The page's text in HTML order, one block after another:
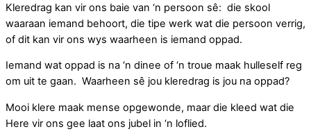
Kleredrag kan vir ons baie van ‘n persoon sê: die skool
waaraan iemand behoort, die tipe werk wat die persoon verrig,
of dit kan vir ons wys waarheen is iemand oppad.
Iemand wat oppad is na ‘n dinee of ‘n troue maak hulleself reg
om uit te gaan. Waarheen sê jou kleredrag is jou na oppad?
Mooi klere maak mense opgewonde, maar die kleed wat die
Here vir ons gee laat ons jubel in ‘n loflied.